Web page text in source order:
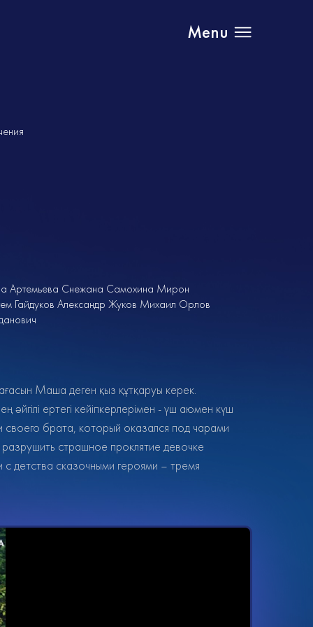
Menu
Артемьева Снежана Самохина Мирон
Гайдуков Александр Жуков Михаил Орлов
Маша деген қыз құтқаруы керек.
ертегі кейіпкерлерімен - үш аюмен күш
своего брата, который оказался под чарами
страшное проклятие девочке
детства сказочными героями – тремя